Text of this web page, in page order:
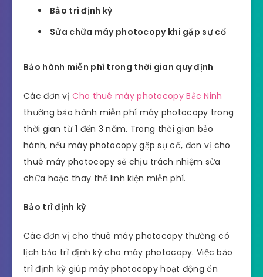
Bảo trì định kỳ
Sửa chữa máy photocopy khi gặp sự cố
Bảo hành miễn phí trong thời gian quy định
Các đơn vịCho thuê máy photocopy Bắc Ninh
thường bảo hành miễn phí máy photocopy trong
thời gian từ 1 đến 3 năm. Trong thời gian bảo
hành, nếu máy photocopy gặp sự cố, đơn vị cho
thuê máy photocopy sẽ chịu trách nhiệm sửa
chữa hoặc thay thế linh kiện miễn phí.
Bảo trì định kỳ
Các đơn vị cho thuê máy photocopy thường có
lịch bảo trì định kỳ cho máy photocopy. Việc bảo
trì định kỳ giúp máy photocopy hoạt động ổn